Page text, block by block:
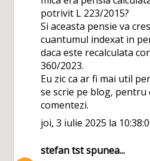
potrivit L 223/2015?
Si aceasta pensie va
cuantumul indexat in
daca este recalculata
360/2023.
Eu zic ca ar fi mai util
se scrie pe blog,
comentezi.
joi, 3 iulie 2025 la
stefan tstspunea...